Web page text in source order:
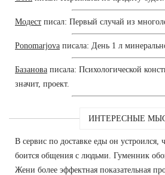
Модест писал: Первый случай из
Ponomarjova писала: День 1 л
Базанова писала: Психологической
значит, проект.
ИНТЕРЕСНЫЕ
В сервис по доставке еды он устроился,
боится общения с людьми. Гуменник
Жени более эффектная показательная